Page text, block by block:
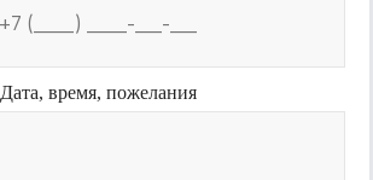
Дата, время, пожелания